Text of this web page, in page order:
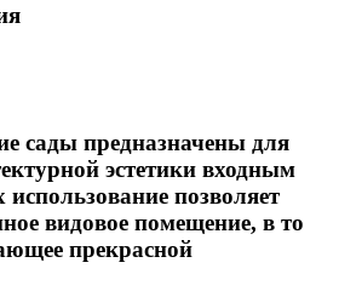
сады предназначены для
эстетики входным
позволяет
видовое помещение, в то
прекрасной